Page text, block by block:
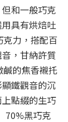
和一般巧克
具有烘焙吐
力，搭配百
，甘納許質
的焦香襯托
鐵觀音的沉
點綴的生巧
70%黑巧克